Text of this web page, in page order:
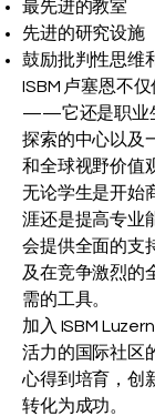
最先进的教室
先进的研究设施
鼓励批判性思维
ISBM 卢塞恩不
——它还是职业
探索的中心以及
和全球视野价值
无论学生是开始
涯还是提高专业
会提供全面的支
及在竞争激烈的
需的工具。
加入 ISBM
活力的国际社区
心得到培育，创
转化为成功。